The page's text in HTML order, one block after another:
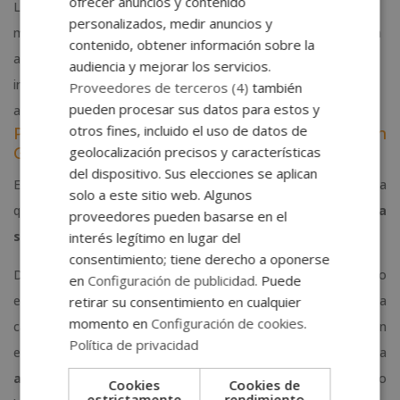
La Maestría en Psicología Holística y Coaching que he cursado
me ha parecido interesante y formativa. Asimismo, gracias a la
autodisciplina y la consolidación de competencias, he
interiorizadoconocimientos de valory he cultivado un buen
aprendizaje.
P: ¿Cómo ha sido tu experiencia formativa en
Grupo Esneca Formación?
El período de estudios en Esneca ha sido muy gratificante, ya
que las temáticas son interesantes, así como el
apoyo, la
seriedad y la motivaciónque me ha ofrecido mi tutora.
Desde el primer momento, Esneca me ha gustado
especialmente por laprofesionalidadque transmite y la
calidad yexcelencia académicaque le caracterizan. Brindan
eficiencia y eficacia en los aprendizajes, inculcando la
autodisciplina
de los estudiantes durante todo el periodo
personalizados, medir anuncios y
contenido, obtener información sobre la
audiencia y mejorar los servicios.
Proveedores de terceros (4) también
pueden procesar sus datos para estos y
otros fines, incluido el uso de datos de
geolocalización precisos y características
del dispositivo. Sus elecciones se aplican
solo a este sitio web. Algunos
proveedores pueden basarse en el
interés legítimo en lugar del
consentimiento; tiene derecho a oponerse
en Configuración de publicidad. Puede
retirar su consentimiento en cualquier
momento en Configuración de cookies.
Política de privacidad
Cookies
Cookies de